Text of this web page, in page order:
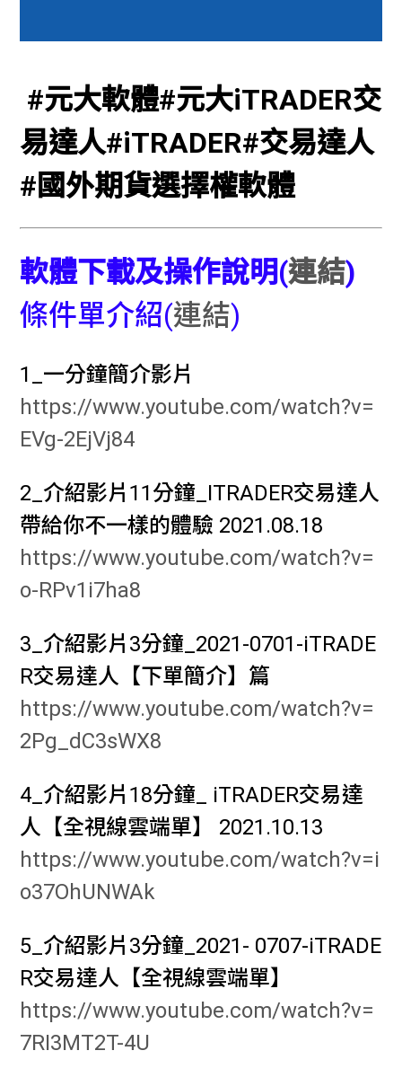
#元大軟體#元大iTRADER交
易達人#iTRADER#交易達人
#國外期貨選擇權軟體
軟體下載及操作說明(連結)
條件單介紹(連結)
1_一分鐘簡介影片
https://www.youtube.com/watch?v=
EVg-2EjVj84
2_介紹影片11分鐘_ITRADER交易達人
帶給你不一樣的體驗 2021.08.18
https://www.youtube.com/watch?v=
o-RPv1i7ha8
3_介紹影片3分鐘_2021-0701-iTRADE
R交易達人【下單簡介】篇
https://www.youtube.com/watch?v=
2Pg_dC3sWX8
4_介紹影片18分鐘_ iTRADER交易達
人【全視線雲端單】 2021.10.13
https://www.youtube.com/watch?v=i
o37OhUNWAk
5_介紹影片3分鐘_2021- 0707-iTRADE
R交易達人【全視線雲端單】
https://www.youtube.com/watch?v=
7RI3MT2T-4U